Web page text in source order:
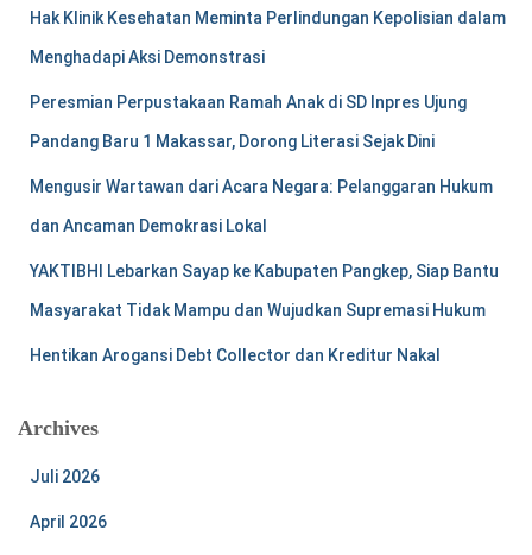
Hak Klinik Kesehatan Meminta Perlindungan Kepolisian dalam
Menghadapi Aksi Demonstrasi
Peresmian Perpustakaan Ramah Anak di SD Inpres Ujung
Pandang Baru 1 Makassar, Dorong Literasi Sejak Dini
Mengusir Wartawan dari Acara Negara: Pelanggaran Hukum
dan Ancaman Demokrasi Lokal
YAKTIBHI Lebarkan Sayap ke Kabupaten Pangkep, Siap Bantu
Masyarakat Tidak Mampu dan Wujudkan Supremasi Hukum
Hentikan Arogansi Debt Collector dan Kreditur Nakal
Archives
Juli 2026
April 2026